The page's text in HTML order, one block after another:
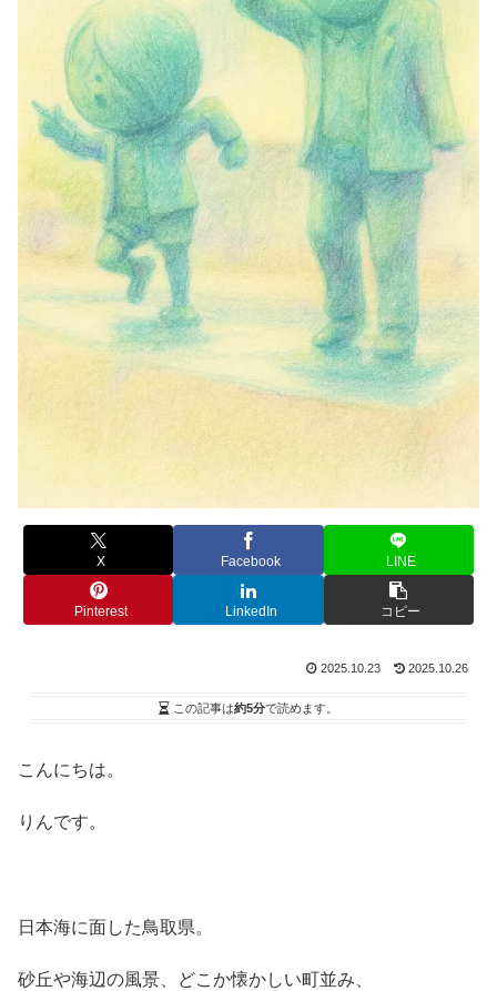
X Facebook LINE
Pinterest LinkedIn コピー
2025.10.23 2025.10.26
この記事は約5分で読めます。
こんにちは。
りんです。
日本海に面した鳥取県。
砂丘や海辺の風景、どこか懐かしい町並み、